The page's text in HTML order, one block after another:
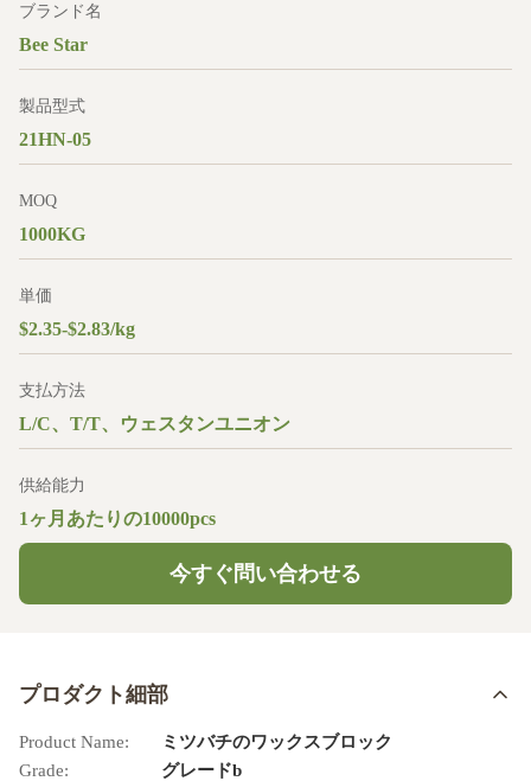
ブランド名
Bee Star
製品型式
21HN-05
MOQ
1000KG
単価
$2.35-$2.83/kg
支払方法
L/C、T/T、ウェスタンユニオン
供給能力
1ヶ月あたりの10000pcs
今すぐ問い合わせる
プロダクト細部
Product Name:
ミツバチのワックスブロック
Grade:
グレードb